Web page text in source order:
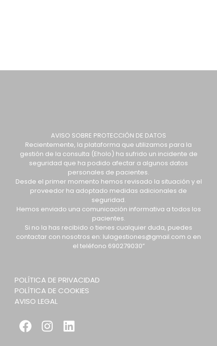
AVISO SOBRE PROTECCIÓN DE DATOS
Recientemente, la plataforma que utilizamos para la
gestión de la consulta (Eholo) ha sufrido un incidente de
seguridad que ha podido afectar a algunos datos
personales de pacientes.
Desde el primer momento hemos revisado la situación y el
proveedor ha adoptado medidas adicionales de
seguridad.
Hemos enviado una comunicación informativa a todos los
pacientes.
Si no la has recibido o tienes cualquier duda, puedes
contactar con nosotros en: lulagestiones@gmail.com o en
el teléfono 690279030”
POLÍTICA DE PRIVACIDAD
POLÍTICA DE COOKIES
AVISO LEGAL
FacebookInstagram